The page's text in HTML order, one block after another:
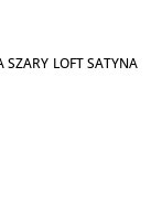
LOFT SATYNA